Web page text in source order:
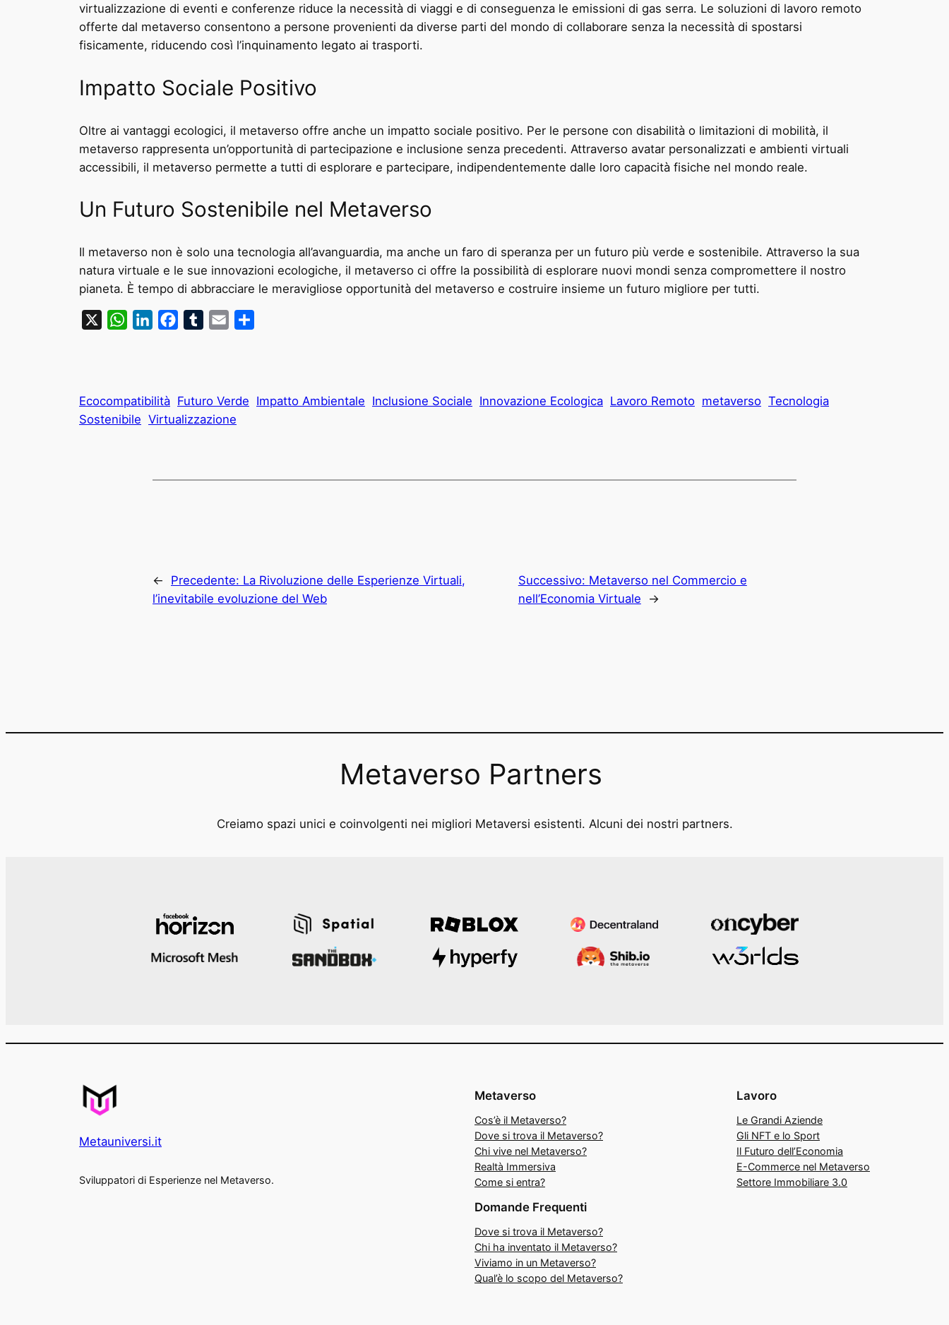
virtualizzazione di eventi e conferenze riduce la necessità di viaggi e di conseguenza le emissioni di gas serra. Le soluzioni di lavoro remoto
offerte dal metaverso consentono a persone provenienti da diverse parti del mondo di collaborare senza la necessità di spostarsi
fisicamente, riducendo così l’inquinamento legato ai trasporti.
Impatto Sociale Positivo
Oltre ai vantaggi ecologici, il metaverso offre anche un impatto sociale positivo. Per le persone con disabilità o limitazioni di mobilità, il
metaverso rappresenta un’opportunità di partecipazione e inclusione senza precedenti. Attraverso avatar personalizzati e ambienti virtuali
accessibili, il metaverso permette a tutti di esplorare e partecipare, indipendentemente dalle loro capacità fisiche nel mondo reale.
Un Futuro Sostenibile nel Metaverso
Il metaverso non è solo una tecnologia all’avanguardia, ma anche un faro di speranza per un futuro più verde e sostenibile. Attraverso la sua
natura virtuale e le sue innovazioni ecologiche, il metaverso ci offre la possibilità di esplorare nuovi mondi senza compromettere il nostro
pianeta. È tempo di abbracciare le meravigliose opportunità del metaverso e costruire insieme un futuro migliore per tutti.
WhatsAppLinkedInFacebookTumblrEmail
Ecocompatibilità Futuro Verde Impatto Ambientale Inclusione Sociale Innovazione Ecologica Lavoro Remoto metaverso Tecnologia
Sostenibile Virtualizzazione
← Precedente: La Rivoluzione delle Esperienze Virtuali,
l’inevitabile evoluzione del Web
Successivo: Metaverso nel Commercio e
nell’Economia Virtuale
→
Metaverso Partners
Creiamo spazi unici e coinvolgenti nei migliori Metaversi esistenti. Alcuni dei nostri partners.
Metauniversi.it
Sviluppatori di Esperienze nel Metaverso.
Metaverso
Cos’è il Metaverso?
Dove si trova il Metaverso?
Chi vive nel Metaverso?
Realtà Immersiva
Come si entra?
Lavoro
Le Grandi Aziende
Gli NFT e lo Sport
Il Futuro dell’Economia
E-Commerce nel Metaverso
Settore Immobiliare 3.0
Domande Frequenti
Dove si trova il Metaverso?
Chi ha inventato il Metaverso?
Viviamo in un Metaverso?
Qual’è lo scopo del Metaverso?